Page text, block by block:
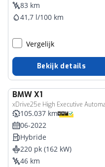
83 km
41,7 l/100 km
Vergelijk
Bekijk details
BMWX1
105.037 km
06-2022
Hybride
220 pk (162 kW)
46 km